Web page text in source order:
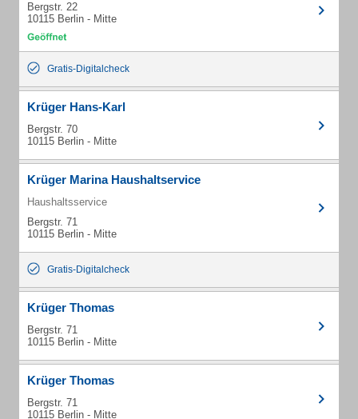
Bergstr. 22
10115 Berlin - Mitte
Gratis-Digitalcheck
Krüger Hans-Karl
Bergstr. 70
10115 Berlin - Mitte
Krüger Marina Haushaltservice
Haushaltsservice
Bergstr. 71
10115 Berlin - Mitte
Gratis-Digitalcheck
Krüger Thomas
Bergstr. 71
10115 Berlin - Mitte
Krüger Thomas
Bergstr. 71
10115 Berlin - Mitte